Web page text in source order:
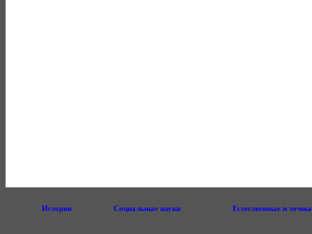
История Социальные науки Естественные и